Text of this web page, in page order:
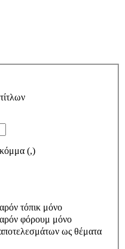
(,)
τόπικ μόνο
φόρουμ μόνο
ως θέματα